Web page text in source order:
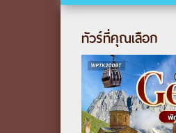
ทัวร์ที่คุณเลือก